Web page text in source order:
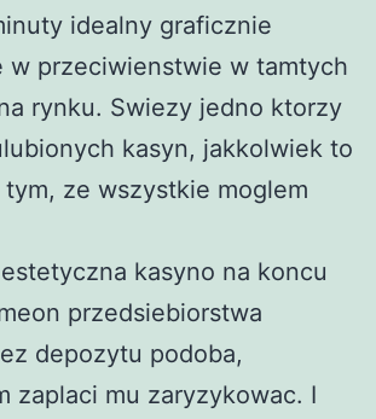
idealny graficznie
w przeciwienstwie w tamtych
rynku. Swiezy jedno ktorzy
kasyn, jakkolwiek to
ze wszystkie moglem
kasyno na koncu
przedsiebiorstwa
depozytu podoba,
zaplaci mu zaryzykowac. I